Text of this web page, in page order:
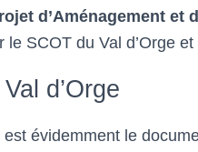
d’Aménagement et
le SCOT du Val d’Orge
d’Orge
évidemment le